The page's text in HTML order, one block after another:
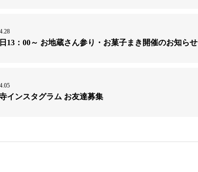
13：00～ お地蔵さん参り・お菓子まき開催のお知らせ
インスタグラム お友達募集